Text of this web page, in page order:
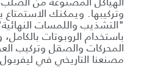
وتركيبها. ويمكنك
"التشذيب واللمسات
باستخدام الروبوتات
المحركات والصقل وتركيب
مصنعنا التاريخي في